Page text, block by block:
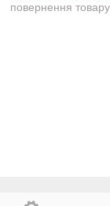
повернення